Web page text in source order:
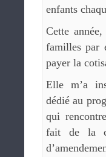
enfants
Cette
familles par
payer la
Elle m’a
dédié au
qui
fait de la